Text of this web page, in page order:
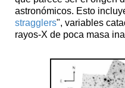
astronómicos. Esto
stragglers", variables
rayos-X de poca masa